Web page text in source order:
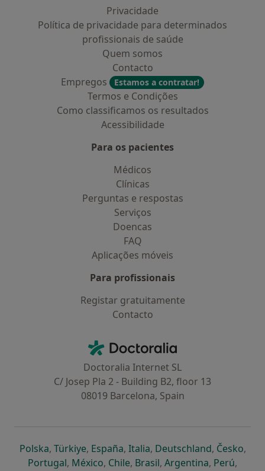
Privacidade
Política de privacidade para determinados
profissionais de saúde
Quem somos
Contacto
Empregos
Estamos a contratar!
Termos e Condições
Como classificamos os resultados
Acessibilidade
Para os pacientes
Médicos
Clínicas
Perguntas e respostas
Serviços
Doencas
FAQ
Aplicações móveis
Para profissionais
Registar gratuitamente
Contacto
Doctoralia - Homepage
Doctoralia Internet SL
C/ Josep Pla 2 - Building B2, floor 13
08019 Barcelona, Spain
Polskaabre num novo separador
, Türkiyeabre num novo separador
, Españaabre num novo separador
, Italiaabre num novo
, Deutschlandabre num
, Česko,
Portugalabre num novo separador
, Méxicoabre num novo separador
, Chileabre num novo separador
, Brasilabre num novo
, Argentinaabre num
, Perúabre
,